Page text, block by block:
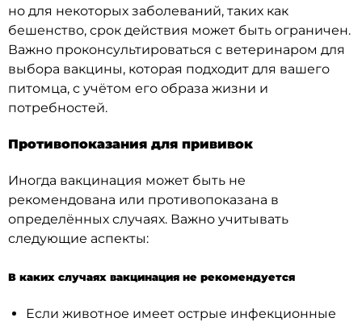
но для некоторых заболеваний, таких как
бешенство, срок действия может быть ограничен.
Важно проконсультироваться с ветеринаром для
выбора вакцины, которая подходит для вашего
питомца, с учётом его образа жизни и
потребностей.
Противопоказания для прививок
Иногда вакцинация может быть не
рекомендована или противопоказана в
определённых случаях. Важно учитывать
следующие аспекты:
В каких случаях вакцинация не рекомендуется
Если животное имеет острые инфекционные